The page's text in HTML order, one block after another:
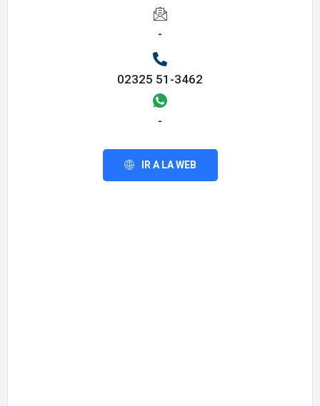
-
02325 51-3462
-
IR A LA WEB